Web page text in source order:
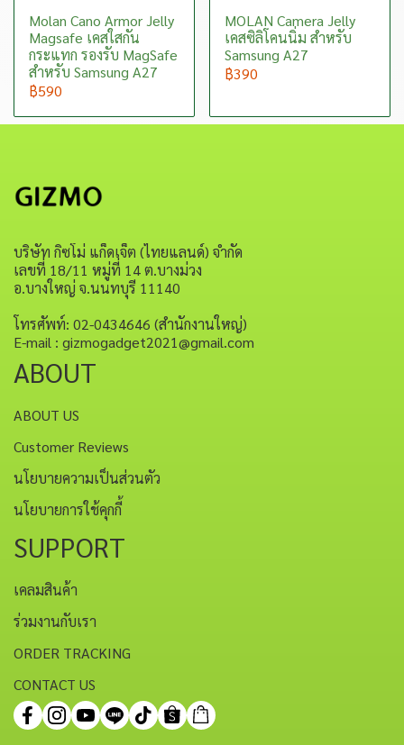
Molan Cano Armor Jelly
Magsafe เคสใสกัน
กระแทก รองรับ MagSafe
สำหรับ Samsung A27
฿590
MOLAN Camera Jelly
เคสซิลิโคนนิ่ม สำหรับ
Samsung A27
฿390
บริษัท กิซโม่ แก็ดเจ็ต (ไทยแลนด์) จำกัด
เลขที่ 18/11 หมู่ที่ 14 ต.บางม่วง
อ.บางใหญ่ จ.นนทบุรี 11140
โทรศัพท์: 02-0434646 (สำนักงานใหญ่)
E-mail : gizmogadget2021@gmail.com
ABOUT
ABOUT US
Customer Reviews
นโยบายความเป็นส่วนตัว
นโยบายการใช้คุกกี้
SUPPORT
เคลมสินค้า
ร่วมงานกับเรา
ORDER TRACKING
CONTACT US